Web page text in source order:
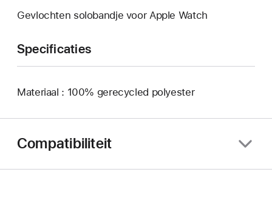
Gevlochten solobandje voor Apple Watch
Specificaties
Materiaal : 100% gerecycled polyester
Compatibiliteit